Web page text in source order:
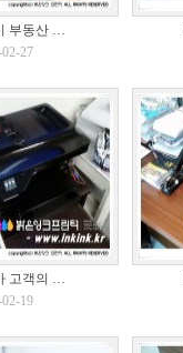
부동산 …
27
고객의 …
19